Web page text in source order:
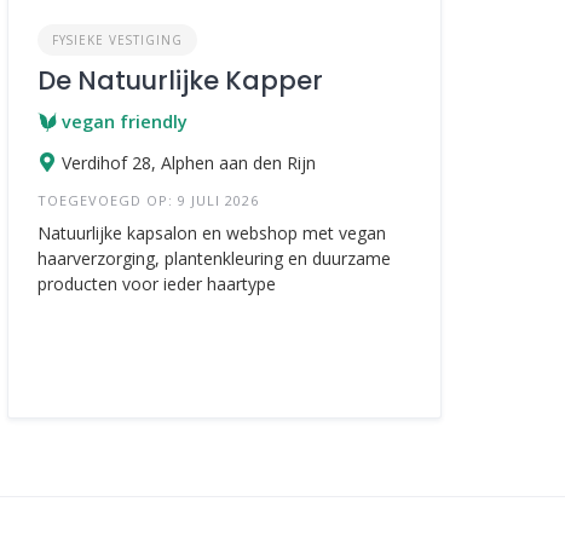
FYSIEKE VESTIGING
De Natuurlijke Kapper
vegan friendly
Verdihof 28, Alphen aan den Rijn
TOEGEVOEGD OP: 9 JULI 2026
Natuurlijke kapsalon en webshop met vegan
haarverzorging, plantenkleuring en duurzame
producten voor ieder haartype